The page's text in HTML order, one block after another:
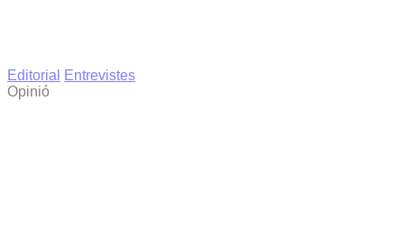
Editorial
Entrevistes
Opinió